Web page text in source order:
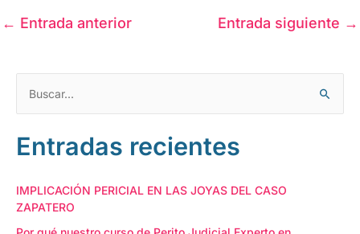
← Entrada anterior Entrada siguiente →
s
a
r
Entradas recientes
IMPLICACIÓN PERICIAL EN LAS JOYAS DEL CASO
ZAPATERO
e
o